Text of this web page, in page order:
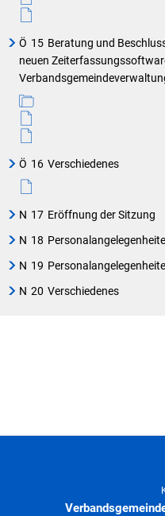
Ö 15 Beratung und
neuen
Ö 16 Verschiedenes
N 17 Eröffnung der Sitzung
N 18
N 19
N 20 Verschiedenes